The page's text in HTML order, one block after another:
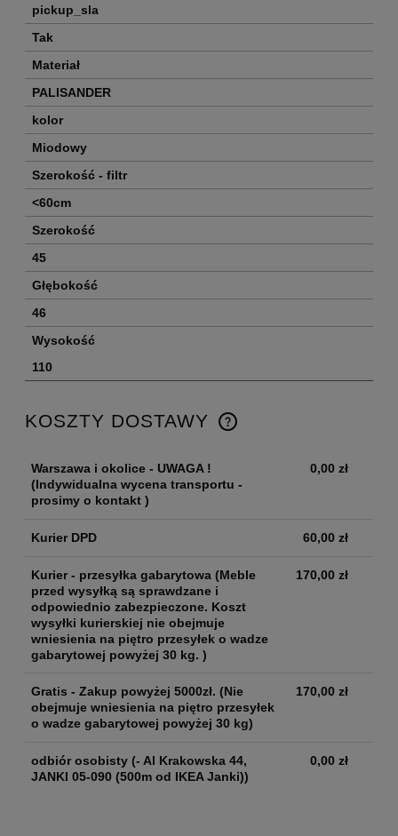
pickup_sla
Tak
Materiał
PALISANDER
kolor
Miodowy
Szerokość - filtr
<60cm
Szerokość
45
Głębokość
46
Wysokość
110
KOSZTY DOSTAWY
Warszawa i okolice - UWAGA !
(Indywidualna wycena transportu -
prosimy o kontakt )
0,00 zł
Kurier DPD 60,00 zł
Kurier - przesyłka gabarytowa (Meble
przed wysyłką są sprawdzane i
odpowiednio zabezpieczone. Koszt
wysyłki kurierskiej nie obejmuje
wniesienia na piętro przesyłek o wadze
gabarytowej powyżej 30 kg. )
170,00 zł
Gratis - Zakup powyżej 5000zł. (Nie
obejmuje wniesienia na piętro przesyłek
o wadze gabarytowej powyżej 30 kg)
170,00 zł
odbiór osobisty (- Al Krakowska 44,
JANKI 05-090 (500m od IKEA Janki))
0,00 zł